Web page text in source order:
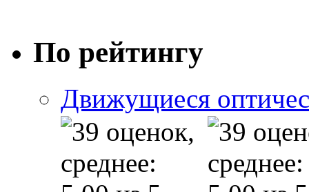
По рейтингу
Движущиеся